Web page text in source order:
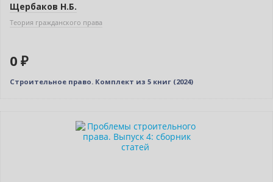
Щербаков Н.Б.
Теория гражданского права
0 ₽
Строительное право. Комплект из 5 книг (2024)